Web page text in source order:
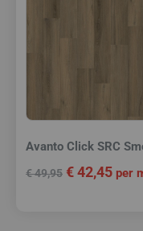
Avanto Click SRC
€49,95 €42,45 per